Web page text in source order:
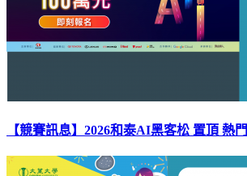
【競賽訊息】2026和泰AI黑客松 置頂 熱門